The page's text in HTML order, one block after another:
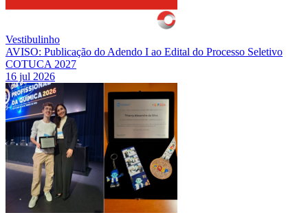
Vestibulinho
AVISO: Publicação do Adendo I ao Edital do Processo Seletivo
COTUCA 2027
16 jul 2026